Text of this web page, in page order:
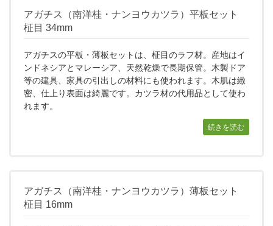
アガチス（南洋桂・ナンヨウカツラ）平板セット
柾目 34mm
アガチスの平板・薄板セットは、柾目のラフ材。産地はイ
ンドネシアとマレーシア、天然乾燥で長期保管。木製ドア
等の建具、家具の引出しの材料にも使われます。木肌は緻
密、仕上り表面は綺麗です。カツラ材の代用品として使わ
れます。
続きを読む
アガチス（南洋桂・ナンヨウカツラ）薄板セット
柾目 16mm